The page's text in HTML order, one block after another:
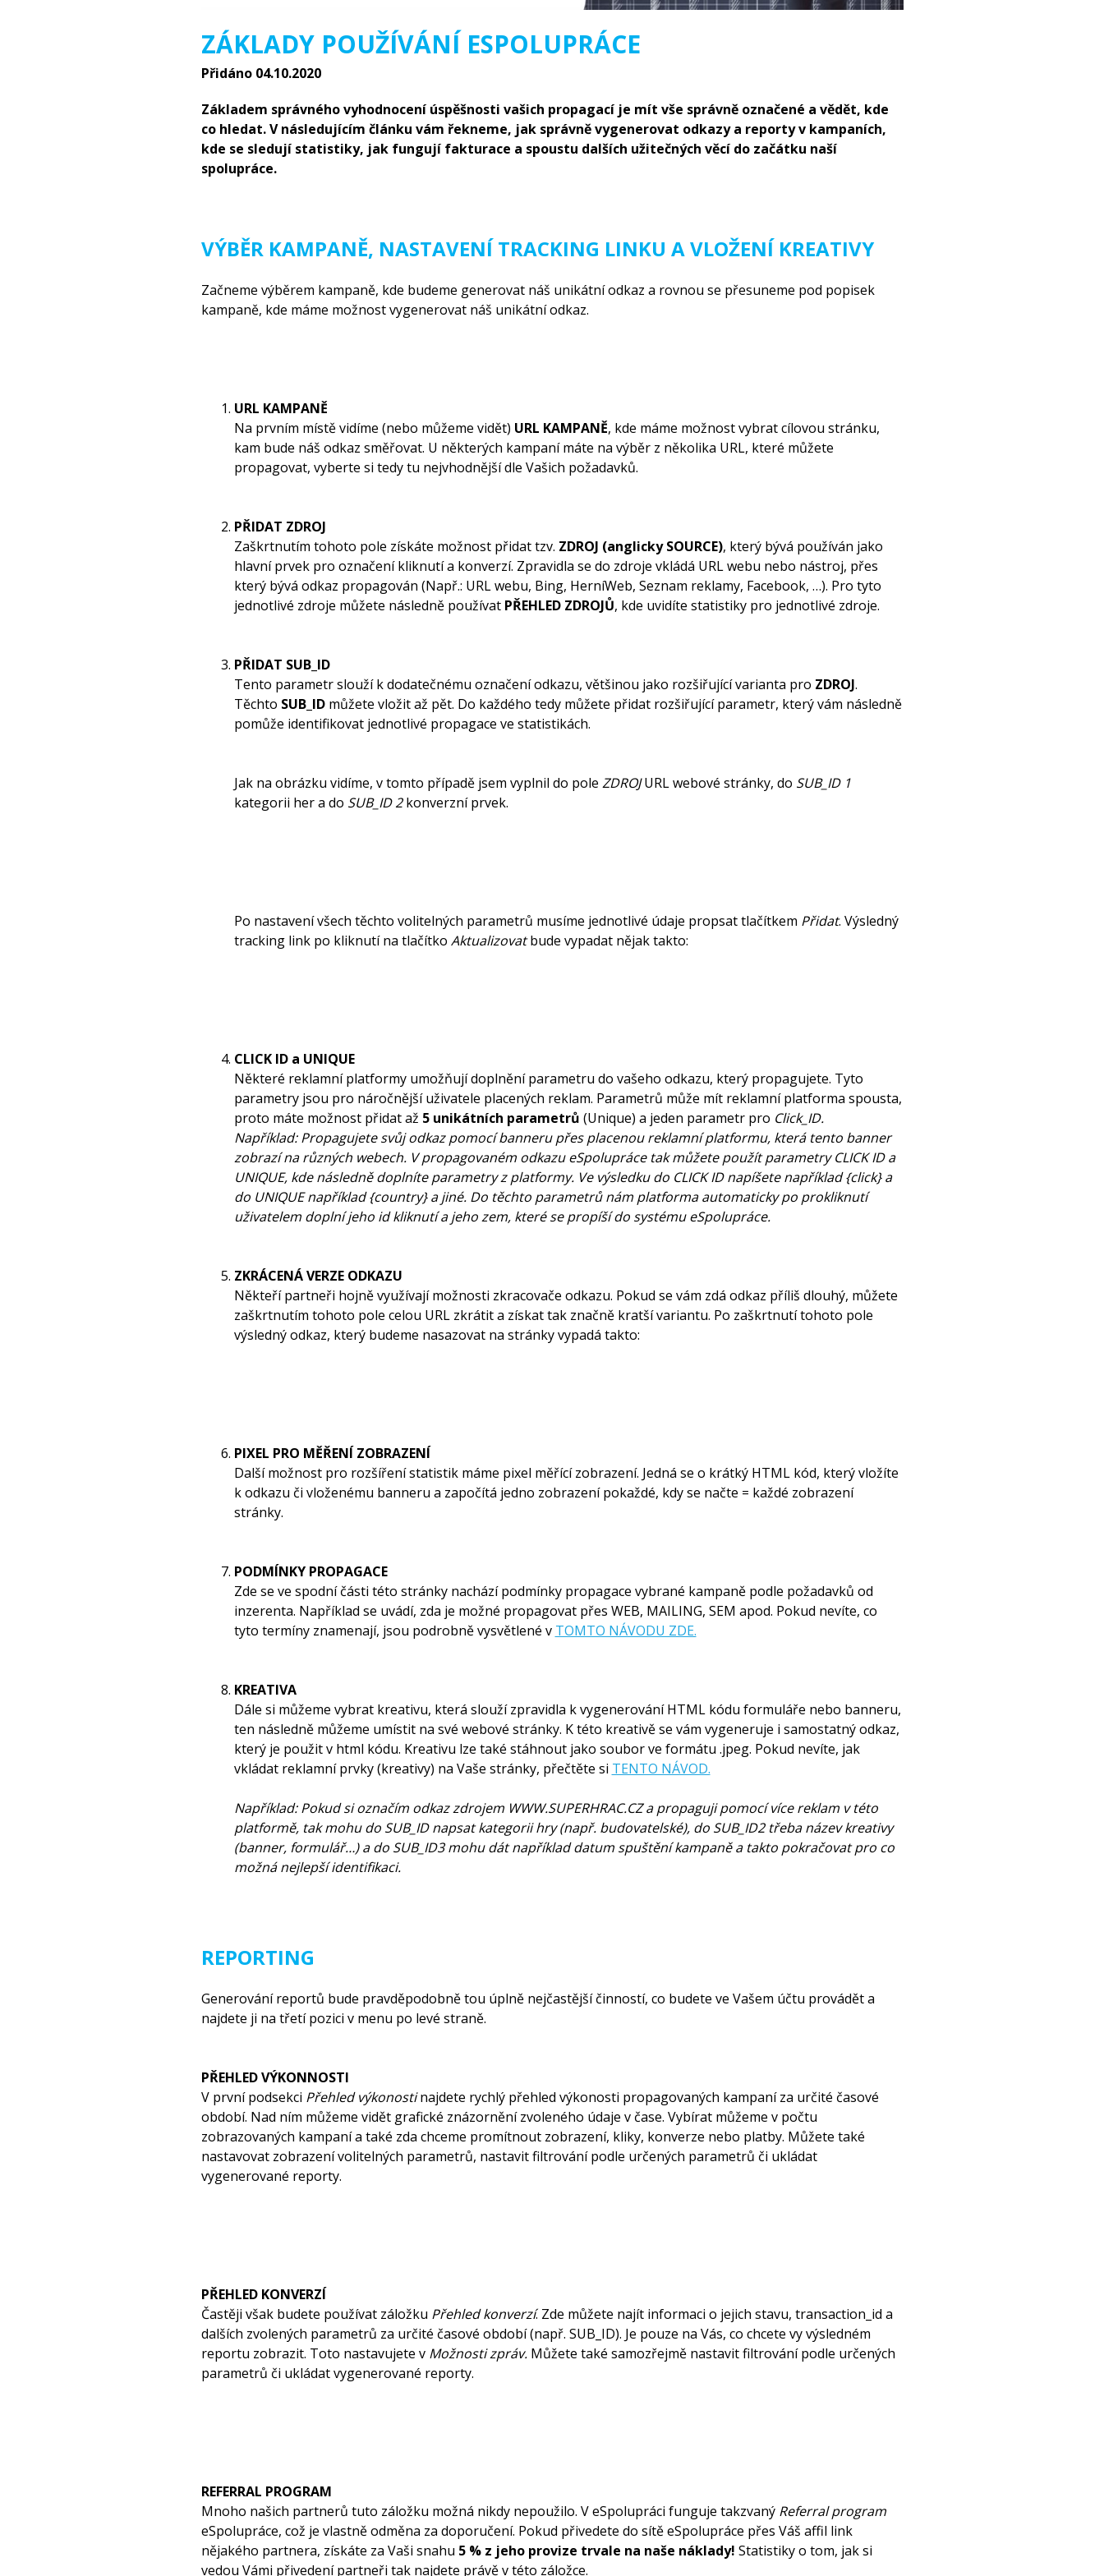
ZÁKLADY POUŽÍVÁNÍ ESPOLUPRÁCE
Přidáno 04.10.2020
Základem správného vyhodnocení úspěšnosti vašich propagací je mít vše správně označené a vědět, kde
co hledat. V následujícím článku vám řekneme, jak správně vygenerovat odkazy a reporty v kampaních,
kde se sledují statistiky, jak fungují fakturace a spoustu dalších užitečných věcí do začátku naší
spolupráce.
VÝBĚR KAMPANĚ, NASTAVENÍ TRACKING LINKU A VLOŽENÍ KREATIVY
Začneme výběrem kampaně, kde budeme generovat náš unikátní odkaz a rovnou se přesuneme pod popisek
kampaně, kde máme možnost vygenerovat náš unikátní odkaz.
URL KAMPANĚ
Na prvním místě vidíme (nebo můžeme vidět) URL KAMPANĚ, kde máme možnost vybrat cílovou stránku,
kam bude náš odkaz směřovat. U některých kampaní máte na výběr z několika URL, které můžete
propagovat, vyberte si tedy tu nejvhodnější dle Vašich požadavků.
PŘIDAT ZDROJ
Zaškrtnutím tohoto pole získáte možnost přidat tzv. ZDROJ (anglicky SOURCE), který bývá používán jako
hlavní prvek pro označení kliknutí a konverzí. Zpravidla se do zdroje vkládá URL webu nebo nástroj, přes
který bývá odkaz propagován (Např.: URL webu, Bing, HerníWeb, Seznam reklamy, Facebook, …). Pro tyto
jednotlivé zdroje můžete následně používat PŘEHLED ZDROJŮ, kde uvidíte statistiky pro jednotlivé zdroje.
PŘIDAT SUB_ID
Tento parametr slouží k dodatečnému označení odkazu, většinou jako rozšiřující varianta pro ZDROJ.
Těchto SUB_IDmůžete vložit až pět. Do každého tedy můžete přidat rozšiřující parametr, který vám následně
pomůže identifikovat jednotlivé propagace ve statistikách.
Jak na obrázku vidíme, v tomto případě jsem vyplnil do pole ZDROJURL webové stránky, do SUB_ID 1
kategorii her a do SUB_ID 2konverzní prvek.
Po nastavení všech těchto volitelných parametrů musíme jednotlivé údaje propsat tlačítkem Přidat. Výsledný
tracking link po kliknutí na tlačítko Aktualizovatbude vypadat nějak takto:
CLICK ID a UNIQUE
Některé reklamní platformy umožňují doplnění parametru do vašeho odkazu, který propagujete. Tyto
parametry jsou pro náročnější uživatele placených reklam. Parametrů může mít reklamní platforma spousta,
proto máte možnost přidat až 5 unikátních parametrů (Unique) a jeden parametr pro Click_ID.
Například: Propagujete svůj odkaz pomocí banneru přes placenou reklamní platformu, která tento banner
zobrazí na různých webech. V propagovaném odkazu eSpolupráce tak můžete použít parametry CLICK ID a
UNIQUE, kde následně doplníte parametry z platformy. Ve výsledku do CLICK ID napíšete například {click} a
do UNIQUE například {country} a jiné. Do těchto parametrů nám platforma automaticky po prokliknutí
uživatelem doplní jeho id kliknutí a jeho zem, které se propíší do systému eSpolupráce.
ZKRÁCENÁ VERZE ODKAZU
Někteří partneři hojně využívají možnosti zkracovače odkazu. Pokud se vám zdá odkaz příliš dlouhý, můžete
zaškrtnutím tohoto pole celou URL zkrátit a získat tak značně kratší variantu. Po zaškrtnutí tohoto pole
výsledný odkaz, který budeme nasazovat na stránky vypadá takto:
PIXEL PRO MĚŘENÍ ZOBRAZENÍ
Další možnost pro rozšíření statistik máme pixel měřící zobrazení. Jedná se o krátký HTML kód, který vložíte
k odkazu či vloženému banneru a započítá jedno zobrazení pokaždé, kdy se načte = každé zobrazení
stránky.
PODMÍNKY PROPAGACE
Zde se ve spodní části této stránky nachází podmínky propagace vybrané kampaně podle požadavků od
inzerenta. Například se uvádí, zda je možné propagovat přes WEB, MAILING, SEM apod. Pokud nevíte, co
tyto termíny znamenají, jsou podrobně vysvětlené v TOMTO NÁVODU ZDE.
KREATIVA
Dále si můžeme vybrat kreativu, která slouží zpravidla k vygenerování HTML kódu formuláře nebo banneru,
ten následně můžeme umístit na své webové stránky. K této kreativě se vám vygeneruje i samostatný odkaz,
který je použit v html kódu. Kreativu lze také stáhnout jako soubor ve formátu .jpeg. Pokud nevíte, jak
vkládat reklamní prvky (kreativy) na Vaše stránky, přečtěte si TENTO NÁVOD.
Například: Pokud si označím odkaz zdrojem WWW.SUPERHRAC.CZ a propaguji pomocí více reklam v této
platformě, tak mohu do SUB_ID napsat kategorii hry (např. budovatelské), do SUB_ID2 třeba název kreativy
(banner, formulář…) a do SUB_ID3 mohu dát například datum spuštění kampaně a takto pokračovat pro co
možná nejlepší identifikaci.
REPORTING
Generování reportů bude pravděpodobně tou úplně nejčastější činností, co budete ve Vašem účtu provádět a
najdete ji na třetí pozici v menu po levé straně.
PŘEHLED VÝKONNOSTI
V první podsekci Přehled výkonostinajdete rychlý přehled výkonosti propagovaných kampaní za určité časové
období. Nad ním můžeme vidět grafické znázornění zvoleného údaje v čase. Vybírat můžeme v počtu
zobrazovaných kampaní a také zda chceme promítnout zobrazení, kliky, konverze nebo platby. Můžete také
nastavovat zobrazení volitelných parametrů, nastavit filtrování podle určených parametrů či ukládat
vygenerované reporty.
PŘEHLED KONVERZÍ
Častěji však budete používat záložku Přehled konverzí. Zde můžete najít informaci o jejich stavu, transaction_id a
dalších zvolených parametrů za určité časové období (např. SUB_ID). Je pouze na Vás, co chcete vy výsledném
reportu zobrazit. Toto nastavujete v Možnosti zpráv.Můžete také samozřejmě nastavit filtrování podle určených
parametrů či ukládat vygenerované reporty.
REFERRAL PROGRAM
Mnoho našich partnerů tuto záložku možná nikdy nepoužilo. V eSpolupráci funguje takzvaný Referral program
eSpolupráce, což je vlastně odměna za doporučení. Pokud přivedete do sítě eSpolupráce přes Váš affil link
nějakého partnera, získáte za Vaši snahu 5 % z jeho provize trvale na naše náklady! Statistiky o tom, jak si
vedou Vámi přivedení partneři tak najdete právě v této záložce.